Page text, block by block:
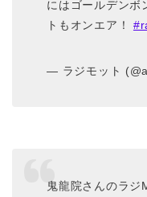
にはゴールデン
トもオンエア！
— ラジモット
鬼龍院さんのラジ